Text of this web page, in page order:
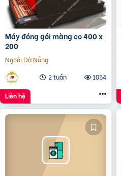
Máy đóng gói màng co 400 x
200
Ngoài Đà Nẵng
2 tuần
1054
Liên hệ